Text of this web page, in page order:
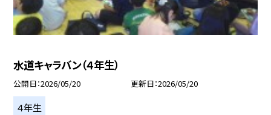
水道キャラバン（４年生）
公開日 2026/05/20 更新日 2026/05/20
４年生